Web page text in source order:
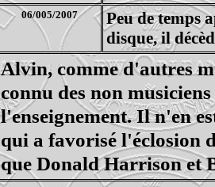
06/005/2007
Peu de temps
disque, il
Alvin, comme d'autres
connu des non
l'enseignement. Il n'en
qui a favorisé l'éclosion
que Donald Harrison et